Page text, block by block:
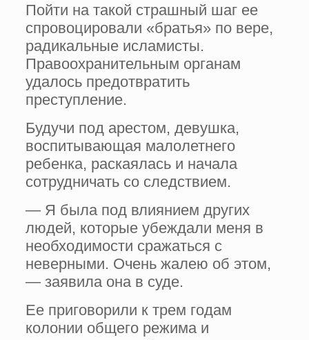
Пойти на такой страшный шаг ее
спровоцировали «братья» по вере,
радикальные исламисты.
Правоохранительным органам
удалось предотвратить
преступление.
Будучи под арестом, девушка,
воспитывающая малолетнего
ребенка, раскаялась и начала
сотрудничать со следствием.
— Я была под влиянием других
людей, которые убеждали меня в
необходимости сражаться с
неверными. Очень жалею об этом,
— заявила она в суде.
Ее приговорили к трем годам
колонии общего режима и